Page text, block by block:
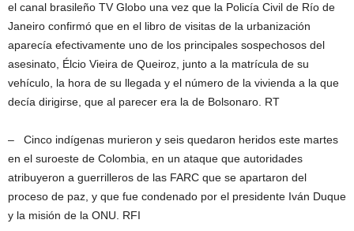
el canal brasileño TV Globo una vez que la Policía Civil de Río de
Janeiro confirmó que en el libro de visitas de la urbanización
aparecía efectivamente uno de los principales sospechosos del
asesinato, Élcio Vieira de Queiroz, junto a la matrícula de su
vehículo, la hora de su llegada y el número de la vivienda a la que
decía dirigirse, que al parecer era la de Bolsonaro. RT
– Cinco indígenas murieron y seis quedaron heridos este martes
en el suroeste de Colombia, en un ataque que autoridades
atribuyeron a guerrilleros de las FARC que se apartaron del
proceso de paz, y que fue condenado por el presidente Iván Duque
y la misión de la ONU. RFI